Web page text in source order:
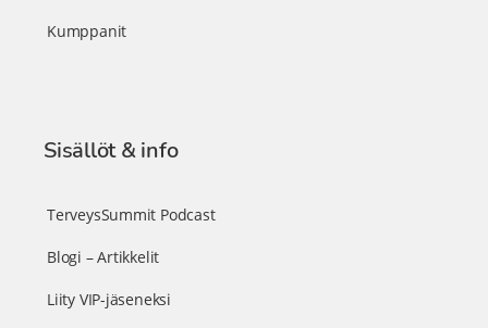
Kumppanit
Sisällöt & info
TerveysSummit Podcast
Blogi – Artikkelit
Liity VIP-jäseneksi